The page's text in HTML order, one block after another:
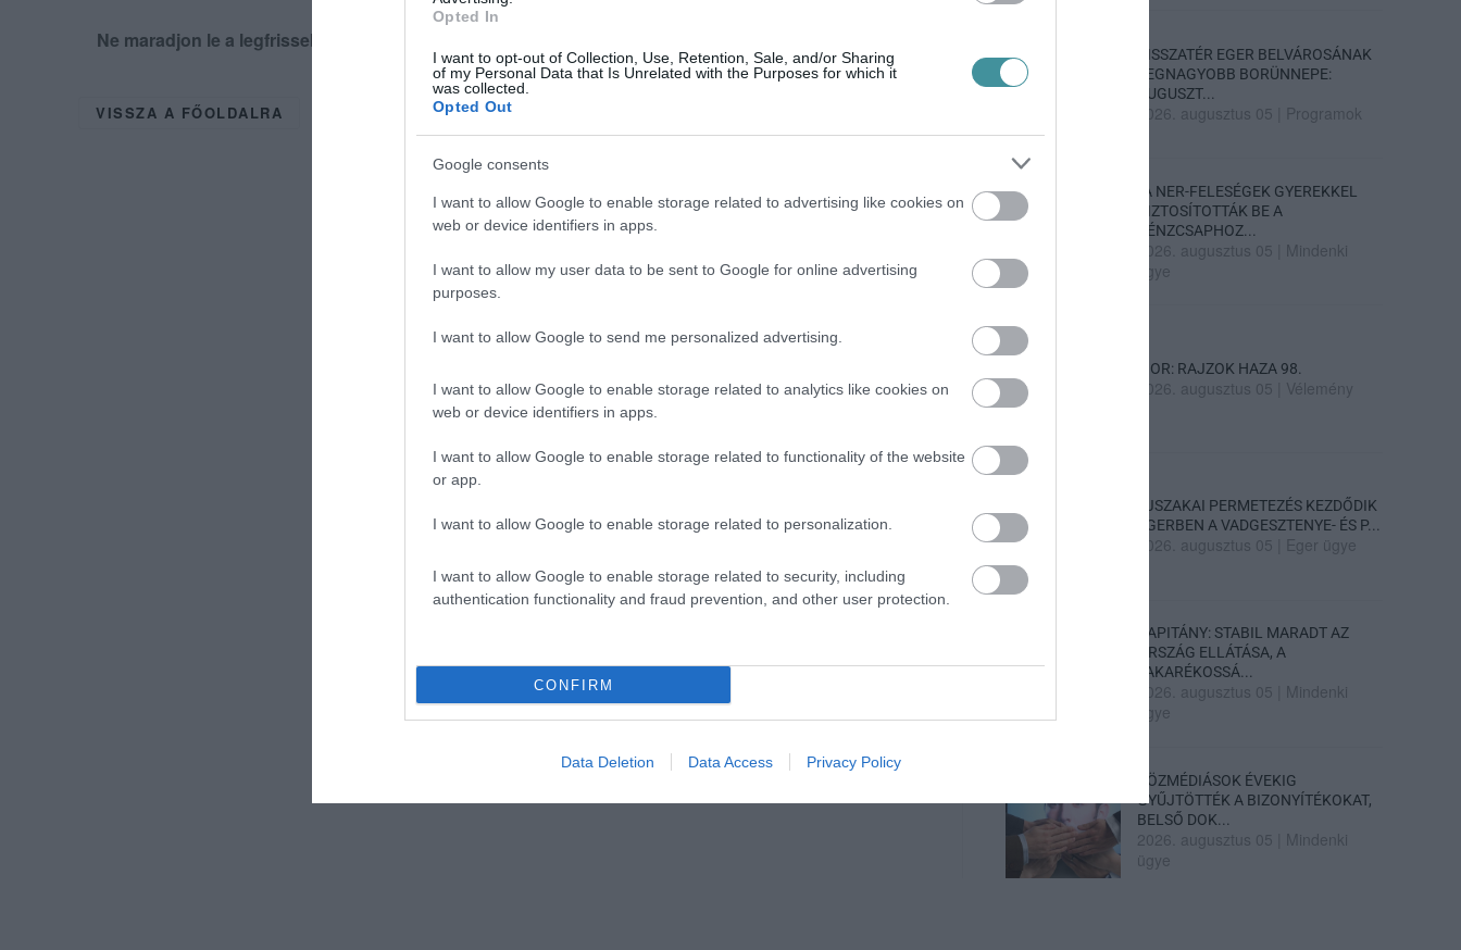
Opted In
I want to opt-out of Collection, Use, Retention, Sale, and/or Sharing
of my Personal Data that Is Unrelated with the Purposes for which it
was collected.
Opted Out
Google consents
I want to allow Google to enable storage related to advertising like cookies on
web or device identifiers in apps.
I want to allow my user data to be sent to Google for online advertising
purposes.
I want to allow Google to send me personalized advertising.
I want to allow Google to enable storage related to analytics like cookies on
web or device identifiers in apps.
I want to allow Google to enable storage related to functionality of the website
or app.
I want to allow Google to enable storage related to personalization.
I want to allow Google to enable storage related to security, including
authentication functionality and fraud prevention, and other user protection.
CONFIRM
Data Deletion Data Access Privacy Policy
Ne maradjon le a legfrissebb hírekről, kövessen bennünket az EGRI ÜGYEK Google Hírek oldalán!
VISSZA A FŐOLDALRA
VISSZATÉR EGER BELVÁROSÁNAK
LEGNAGYOBB BORÜNNEPE:
AUGUSZT...
2026. augusztus 05 Programok
„A NER-FELESÉGEK GYEREKKEL
BIZTOSÍTOTTÁK BE A
PÉNZCSAPHOZ...
2026. augusztus 05
Mindenki
ügye
SIOR: RAJZOK HAZA 98.
2026. augusztus 05 Vélemény
ÉJSZAKAI PERMETEZÉS KEZDŐDIK
EGERBEN A VADGESZTENYE- ÉS P...
2026. augusztus 05 Eger ügye
KAPITÁNY: STABIL MARADT AZ
ORSZÁG ELLÁTÁSA, A
TAKARÉKOSSÁ...
2026. augusztus 05
Mindenki
ügye
KÖZMÉDIÁSOK ÉVEKIG
GYŰJTÖTTÉK A BIZONYÍTÉKOKAT,
BELSŐ DOK...
2026. augusztus 05
Mindenki
ügye